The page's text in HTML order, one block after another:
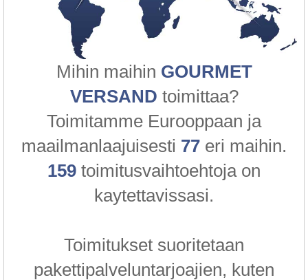
Mihin maihin GOURMET
VERSAND toimittaa?
Toimitamme Eurooppaan ja
maailmanlaajuisesti 77 eri maihin.
159 toimitusvaihtoehtoja on
kaytettavissasi.
Toimitukset suoritetaan
pakettipalveluntarjoajien, kuten